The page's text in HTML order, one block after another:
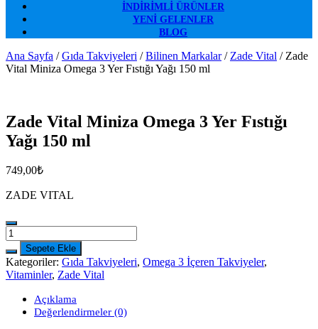
İNDIRIMLI ÜRÜNLER
YENI GELENLER
BLOG
Ana Sayfa /Gıda Takviyeleri /Bilinen Markalar/ Zade Vital / Zade
Vital Miniza Omega 3 Yer Fıstığı Yağı 150 ml
Zade Vital Miniza Omega 3 Yer Fıstığı
Yağı 150 ml
749,00₺
ZADE VITAL
Zade
Vital
Miniza
Omega
3
Fıstığı
Sepete Ekle
Kategoriler: Gıda Takviyeleri, Omega 3 İçeren Takviyeler,
Vitaminler, Zade Vital
Açıklama
Değerlendirmeler (0)